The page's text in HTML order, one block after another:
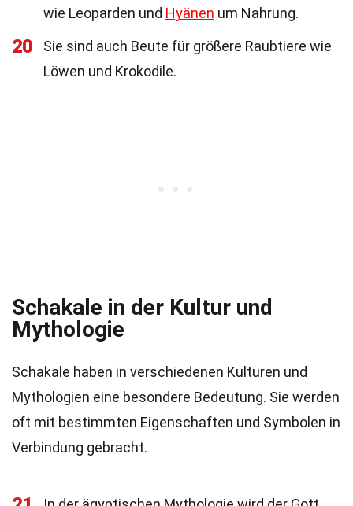
wie Leoparden und Hyänen um Nahrung.
20
Sie sind auch Beute für größere Raubtiere wie
Löwen und Krokodile.
Schakale in der Kultur und
Mythologie
Schakale haben in verschiedenen Kulturen und
Mythologien eine besondere Bedeutung. Sie werden
oft mit bestimmten Eigenschaften und Symbolen in
Verbindung gebracht.